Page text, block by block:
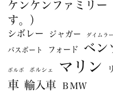
ケンケンファミリ
す。）
シボレー ジャガー ダイムラー
バスボート フォード ベン
ボルボ ポルシェ マリン
車 輸入車 ＢＭＷ